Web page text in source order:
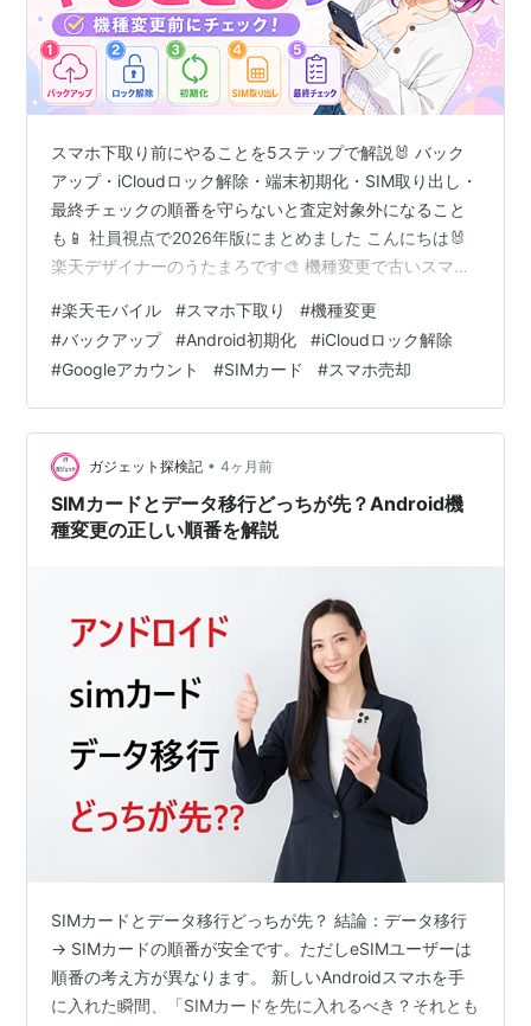
スマホ下取り前にやることを5ステップで解説🐰 バック
アップ・iCloudロック解除・端末初期化・SIM取り出し・
最終チェックの順番を守らないと査定対象外になること
も📱 社員視点で2026年版にまとめました こんにちは🐰
楽天デザイナーのうたまろです🎨 機種変更で古いスマホ
ね?」「iCloudのロックって解除した?」 って意外と曖昧
なまま出してしまう人多いんですよね💭 でも順番を間違
えると査定対象外になることも⚠️ 社員視点で5ステップ
にまとめました🐰 📢 楽天モバイルもまだの方は社員紹介
リンクからの契約で。 最大14,000ptもらえます🎁機種…
#楽天モバイル #スマホ下取り #機種変更
#バックアップ #Android初期化 #iCloudロック解除
#Googleアカウント #SIMカード #スマホ売却
ガジェット探検記 • 4ヶ月前
SIMカードとデータ移行どっちが先？Android機
種変更の正しい順番を解説
SIMカードとデータ移行どっちが先？ 結論：データ移行
→ SIMカードの順番が安全です。ただしeSIMユーザーは
順番の考え方が異なります。 新しいAndroidスマホを手
に入れた瞬間、「SIMカードを先に入れるべき？それとも